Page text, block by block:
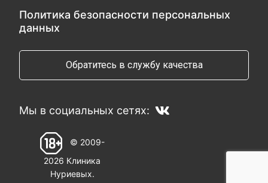
Политика безопасности персональных
данных
Обратитесь в службу качества
Мы в социальных сетях:
© 2009-
2026 Клиника
Нуриевых.